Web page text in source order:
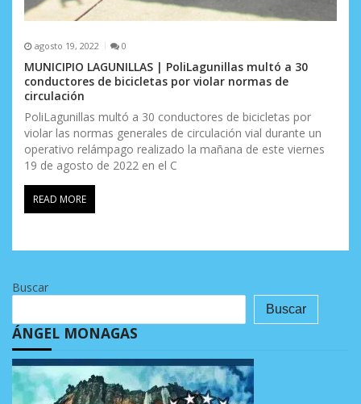
agosto 19, 2022 0
MUNICIPIO LAGUNILLAS | PoliLagunillas multó a 30
conductores de bicicletas por violar normas de
circulación
PoliLagunillas multó a 30 conductores de bicicletas por
violar las normas generales de circulación vial durante un
operativo relámpago realizado la mañana de este viernes
19 de agosto de 2022 en el C
READ MORE
Buscar
Buscar
ÁNGEL MONAGAS